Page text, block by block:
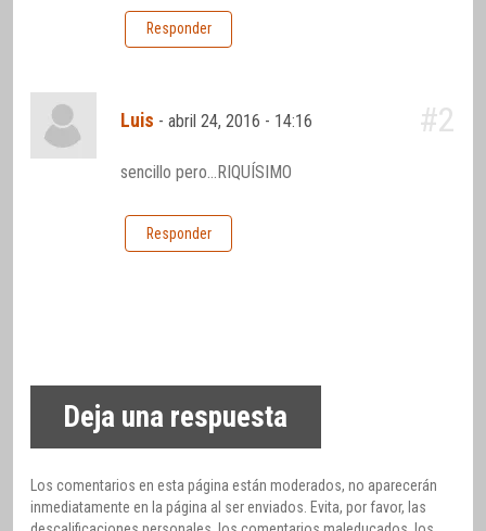
Responder
Luis -abril 24, 2016 - 14:16 #2
sencillo pero…RIQUÍSIMO
Responder
Deja una respuesta
Los comentarios en esta página están moderados, no aparecerán
inmediatamente en la página al ser enviados. Evita, por favor, las